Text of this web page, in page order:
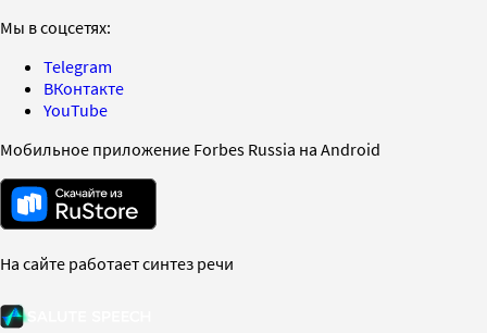
Мы в соцсетях:
Telegram
ВКонтакте
YouTube
Мобильное приложение Forbes Russia на Android
На сайте работает синтез речи